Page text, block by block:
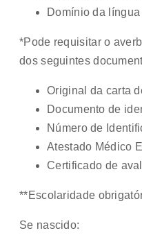
Domínio da
*Pode requisitar o
dos seguintes
Original da carta
Documento de
Número de
Atestado Médico
Certificado de
**Escolaridade
Se nascido: